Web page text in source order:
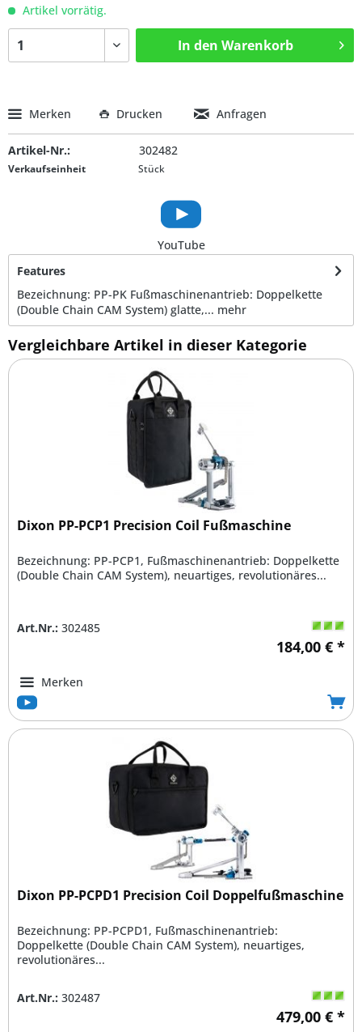
Artikel vorrätig.
In den Warenkorb
Merken Drucken Anfragen
Artikel-Nr.: 302482
Verkaufseinheit Stück
YouTube
Features
Bezeichnung: PP-PK Fußmaschinenantrieb: Doppelkette
(Double Chain CAM System) glatte,... mehr
Vergleichbare Artikel in dieser Kategorie
Dixon PP-PCP1 Precision Coil Fußmaschine
Bezeichnung: PP-PCP1, Fußmaschinenantrieb: Doppelkette
(Double Chain CAM System), neuartiges, revolutionäres...
Art.Nr.: 302485
184,00 € *
Merken
Dixon PP-PCPD1 Precision Coil Doppelfußmaschine
Bezeichnung: PP-PCPD1, Fußmaschinenantrieb:
Doppelkette (Double Chain CAM System), neuartiges,
revolutionäres...
Art.Nr.: 302487
479,00 € *